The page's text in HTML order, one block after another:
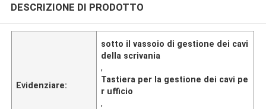
DESCRIZIONE DI PRODOTTO
Evidenziare:
sotto il vassoio di gestione dei cavi
della scrivania
,
Tastiera per la gestione dei cavi pe
r ufficio
,